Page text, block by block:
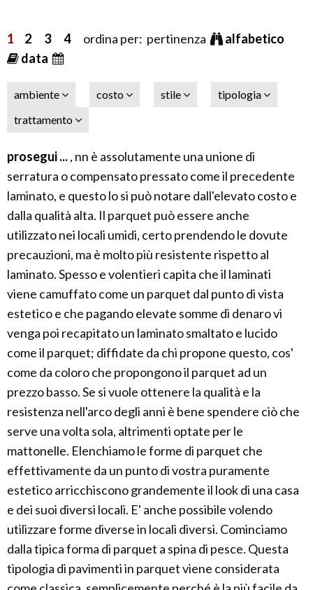
1 2 3 4ordina per: pertinenza
alfabetico
data
ambiente costo stile
tipologia
trattamento
prosegui ..., nn è assolutamente una unione di
serratura o compensato pressato come il precedente
laminato, e questo lo si può notare dall'elevato costo e
dalla qualità alta. Il parquet può essere anche
utilizzato nei locali umidi, certo prendendo le dovute
precauzioni, ma è molto più resistente rispetto al
laminato. Spesso e volentieri capita che il laminati
viene camuffato come un parquet dal punto di vista
estetico e che pagando elevate somme di denaro vi
venga poi recapitato un laminato smaltato e lucido
come il parquet; diffidate da chi propone questo, cos'
come da coloro che propongono il parquet ad un
prezzo basso. Se si vuole ottenere la qualità e la
resistenza nell'arco degli anni è bene spendere ciò che
serve una volta sola, altrimenti optate per le
mattonelle. Elenchiamo le forme di parquet che
effettivamente da un punto di vostra puramente
estetico arricchiscono grandemente il look di una casa
e dei suoi diversi locali. E' anche possibile volendo
utilizzare forme diverse in locali diversi. Cominciamo
dalla tipica forma di parquet a spina di pesce. Questa
tipologia di pavimenti in parquet viene considerata